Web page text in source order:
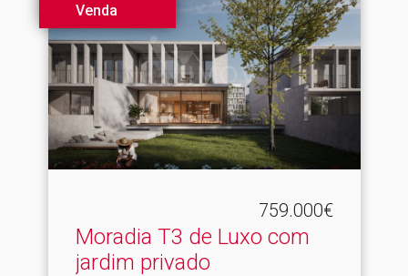
Venda
759.000€
Moradia T3 de Luxo com
jardim privado